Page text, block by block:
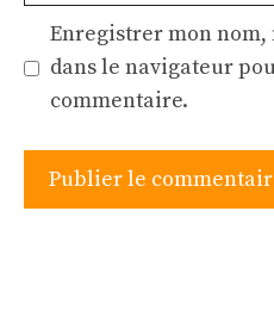
Enregistrer mon
dans le navigateur
commentaire.